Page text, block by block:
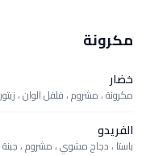
مكرونة
خضار
مكرونة ، مشروم ، فلفل الوان ،
الفريدو
باستا ، دجاج مشوي ، مشروم ،